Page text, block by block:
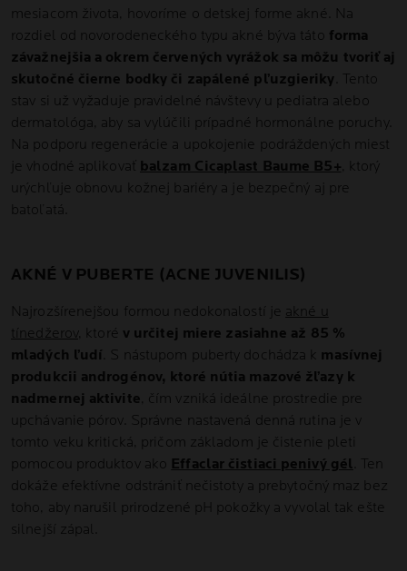
mesiacom života, hovoríme o detskej forme akné. Na
rozdiel od novorodeneckého typu akné býva táto forma
závažnejšia a okrem červených vyrážok sa môžu tvoriť aj
skutočné čierne bodky či zapálené pľuzgieriky . Tento
stav si už vyžaduje pravidelné návštevy u pediatra alebo
dermatológa, aby sa vylúčili prípadné hormonálne poruchy.
Na podporu regenerácie a upokojenie podráždených miest
je vhodné aplikovať balzam Cicaplast Baume B5+ , ktorý
urýchľuje obnovu kožnej bariéry a je bezpečný aj pre
batoľatá.
AKNÉ V PUBERTE (ACNE JUVENILIS)
Najrozšírenejšou formou nedokonalostí je akné u
tínedžerov, ktoré v určitej miere zasiahne až 85 %
mladých ľudí
. S nástupom puberty dochádza k masívnej
produkcii androgénov, ktoré nútia mazové žľazy k
nadmernej aktivite , čím vzniká ideálne prostredie pre
upchávanie pórov. Správne nastavená denná rutina je v
tomto veku kritická, pričom základom je čistenie pleti
pomocou produktov ako Effaclar čistiaci penivý gél . Ten
dokáže efektívne odstrániť nečistoty a prebytočný maz bez
toho, aby narušil prirodzené pH pokožky a vyvolal tak ešte
silnejší zápal.